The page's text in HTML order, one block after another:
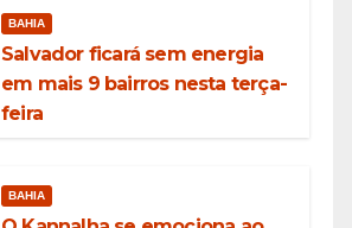
BAHIA
Salvador ficará sem energia
em mais 9 bairros nesta terça-
feira
BAHIA